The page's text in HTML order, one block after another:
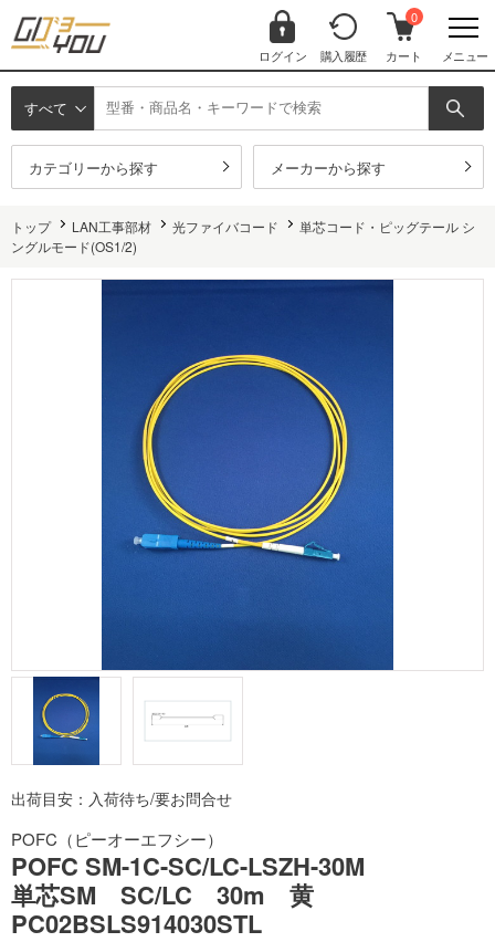
ログイン 購入履歴
0
カート メニュー
すべて
カテゴリーから探す メーカーから探す
トップ LAN工事部材 光ファイバコード
単芯コード・ピッグテール シ
ングルモード(OS1/2)
出荷目安：入荷待ち/要お問合せ
POFC（ピーオーエフシー）
POFC SM-1C-SC/LC-LSZH-30M
単芯SM SC/LC 30m 黄
PC02BSLS914030STL